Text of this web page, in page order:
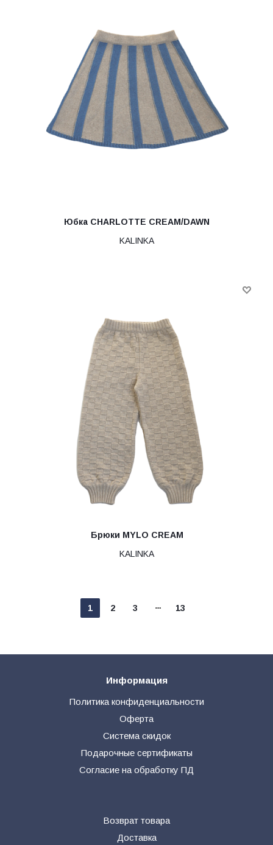
Юбка CHARLOTTE CREAM/DAWN
KALINKA
Брюки MYLO CREAM
KALINKA
1 2 3 13
Информация
Политика конфиденциальности
Оферта
Система скидок
Подарочные сертификаты
Согласие на обработку ПД
Возврат товара
Доставка